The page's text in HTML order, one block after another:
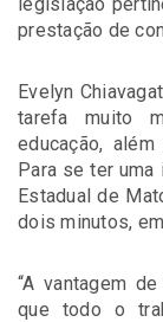
prestação de
Evelyn
tarefa muito
educação,
Para se ter uma
Estadual de
dois minutos,
“A vantagem
que todo o